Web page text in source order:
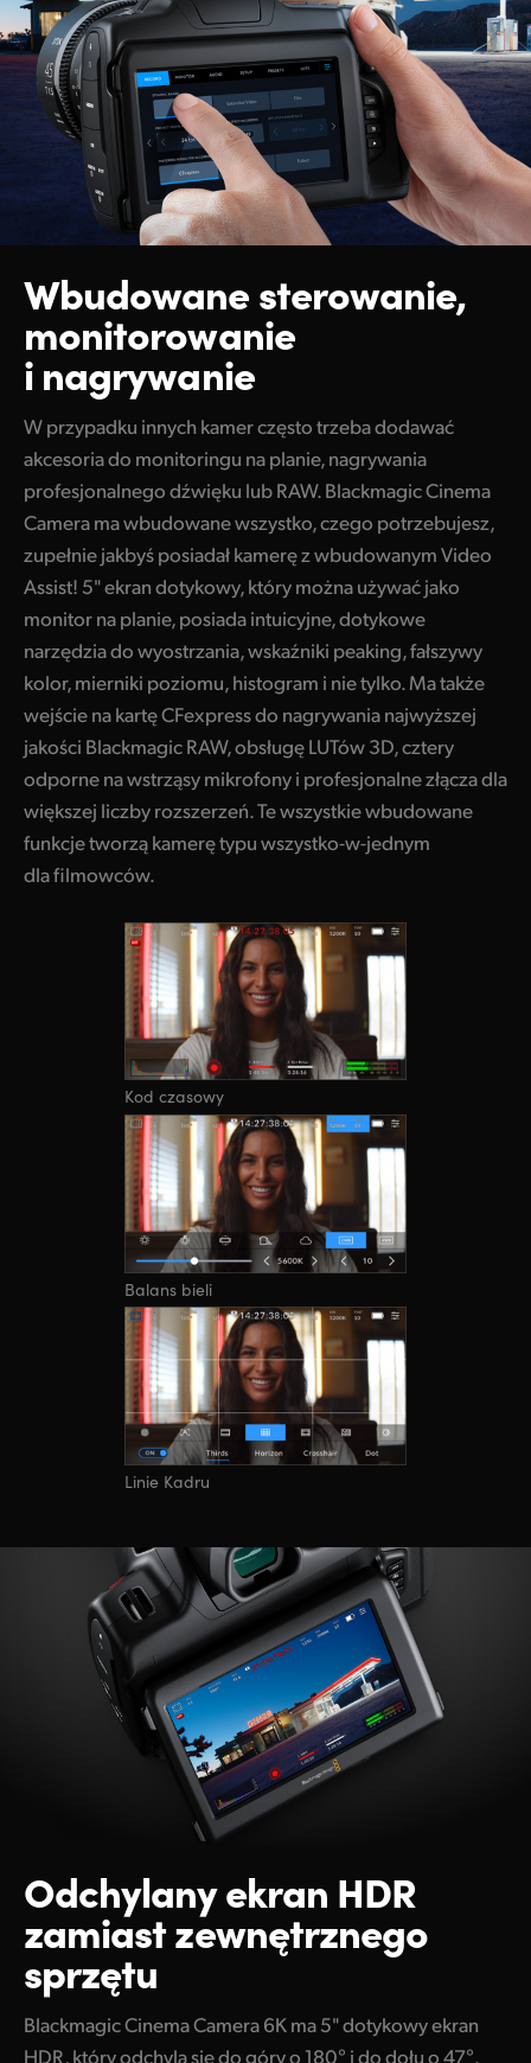
Wbudowane sterowanie,
monitorowanie
i nagrywanie
W przypadku innych kamer często trzeba dodawać
akcesoria do monitoringu na planie, nagrywania
profesjonalnego dźwięku lub RAW. Blackmagic Cinema
Camera ma wbudowane wszystko, czego potrzebujesz,
zupełnie jakbyś posiadał kamerę z wbudowanym Video
Assist! 5" ekran dotykowy, który można używać jako
monitor na planie, posiada intuicyjne, dotykowe
narzędzia do wyostrzania, wskaźniki peaking, fałszywy
kolor, mierniki poziomu, histogram i nie tylko. Ma także
wejście na kartę CFexpress do nagrywania najwyższej
jakości Blackmagic RAW, obsługę LUTów 3D, cztery
odporne na wstrząsy mikrofony i profesjonalne złącza dla
większej liczby rozszerzeń. Te wszystkie wbudowane
funkcje tworzą kamerę typu wszystko-w-jednym
dla filmowców.
Kod czasowy
Balans bieli
Linie Kadru
Odchylany ekran HDR
zamiast zewnętrznego
sprzętu
Blackmagic Cinema Camera 6K ma 5" dotykowy ekran
HDR, który odchyla się do góry o 180° i do dołu o 47°.